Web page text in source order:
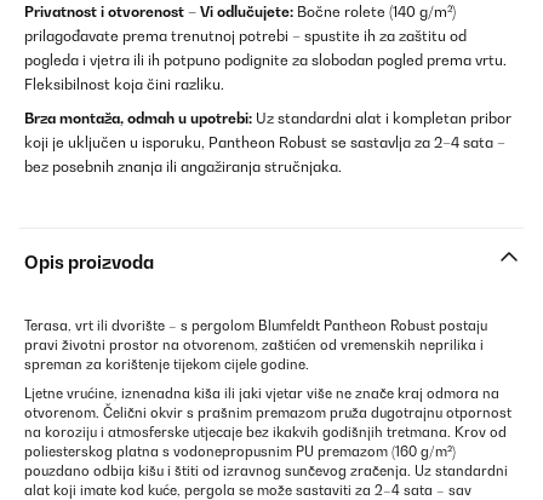
Privatnost i otvorenost – Vi odlučujete: Bočne rolete (140 g/m²)
prilagođavate prema trenutnoj potrebi – spustite ih za zaštitu od
pogleda i vjetra ili ih potpuno podignite za slobodan pogled prema vrtu.
Fleksibilnost koja čini razliku.
Brza montaža, odmah u upotrebi: Uz standardni alat i kompletan pribor
koji je uključen u isporuku, Pantheon Robust se sastavlja za 2–4 sata –
bez posebnih znanja ili angažiranja stručnjaka.
Opis proizvoda
Terasa, vrt ili dvorište – s pergolom Blumfeldt Pantheon Robust postaju
pravi životni prostor na otvorenom, zaštićen od vremenskih neprilika i
spreman za korištenje tijekom cijele godine.
Ljetne vrućine, iznenadna kiša ili jaki vjetar više ne znače kraj odmora na
otvorenom. Čelični okvir s prašnim premazom pruža dugotrajnu otpornost
na koroziju i atmosferske utjecaje bez ikakvih godišnjih tretmana. Krov od
poliesterskog platna s vodonepropusnim PU premazom (160 g/m²)
pouzdano odbija kišu i štiti od izravnog sunčevog zračenja. Uz standardni
alat koji imate kod kuće, pergola se može sastaviti za 2–4 sata – sav